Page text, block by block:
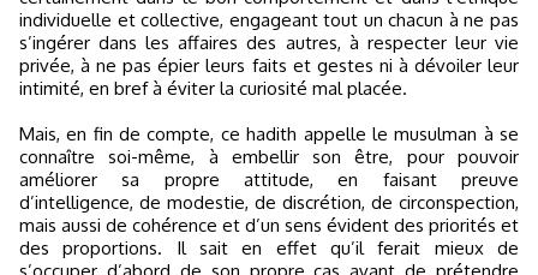
individuelle et collective, engageant tout un chacun à ne pas
s’ingérer dans les affaires des autres, à respecter leur vie
privée, à ne pas épier leurs faits et gestes ni à dévoiler leur
intimité, en bref à éviter la curiosité mal placée.
Mais, en fin de compte, ce hadith appelle le musulman à se
connaître soi-même, à embellir son être, pour pouvoir
améliorer sa propre attitude, en faisant preuve
d’intelligence, de modestie, de discrétion, de circonspection,
mais aussi de cohérence et d’un sens évident des priorités et
des proportions. Il sait en effet qu’il ferait mieux de